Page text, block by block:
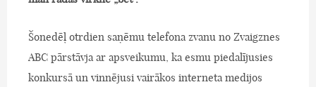
Šonedēļ otrdien saņēmu telefona zvanu no Zvaigznes
ABC pārstāvja ar apsveikumu, ka esmu piedalījusies
konkursā un vinnējusi vairākos interneta medijos